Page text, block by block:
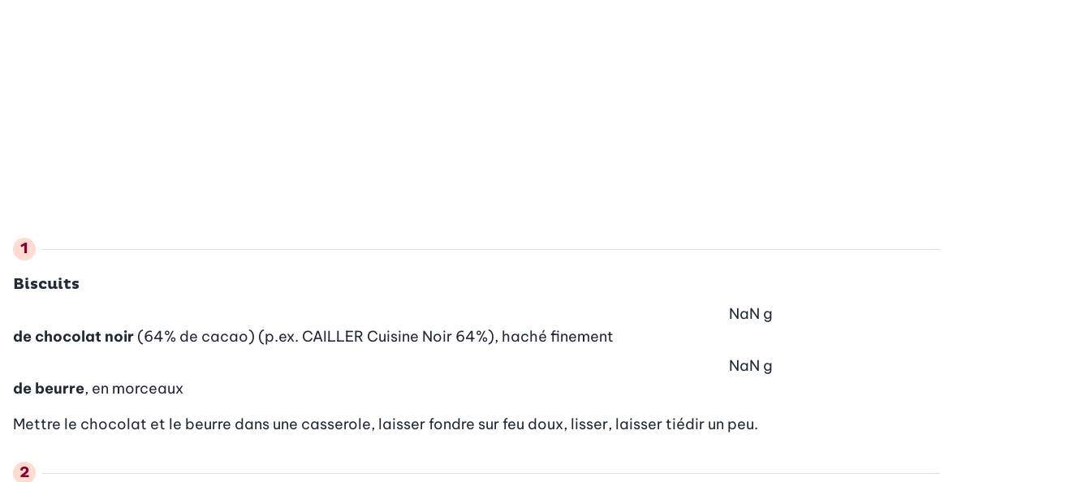
Biscuits
de chocolat noir (64% de cacao) (p.ex. CAILLER Cuisine Noir 64%), haché finement
NaN g
de beurre, en morceaux
NaN g
Mettre le chocolat et le beurre dans une casserole, laisser fondre sur feu doux, lisser, laisser tiédir un peu.